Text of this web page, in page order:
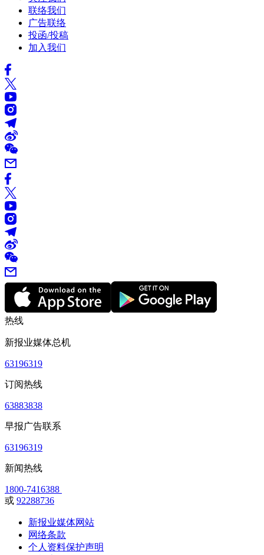
联络我们
广告联络
投函/投稿
加入我们
热线
新报业媒体总机
63196319
订阅热线
63883838
早报广告联系
63196319
新闻热线
1800-7416388
或 92288736
新报业媒体网站
网络条款
个人资料保护声明